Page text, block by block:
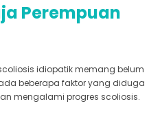
Perempuan
idiopatik memang belum
beberapa faktor yang diduga
mengalami progres scoliosis.